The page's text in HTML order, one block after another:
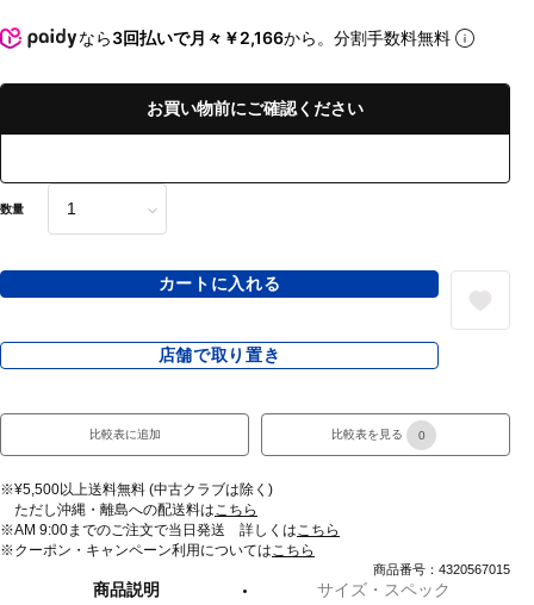
なら3回払いで月々￥2,166から。分割手数料無料
お買い物前にご確認ください
数量
カートに入れる
店舗で取り置き
比較表に追加 比較表を見る 0
※¥5,500以上送料無料 (中古クラブは除く)
ただし沖縄・離島への配送料はこちら
※AM 9:00までのご注文で当日発送 詳しくはこちら
※クーポン・キャンペーン利用についてはこちら
商品番号：4320567015
商品説明 サイズ・スペック